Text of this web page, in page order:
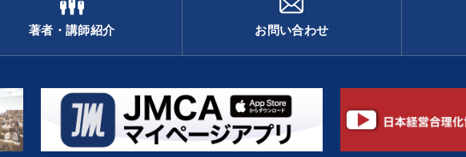
著者・講師紹介 お問い合わせ